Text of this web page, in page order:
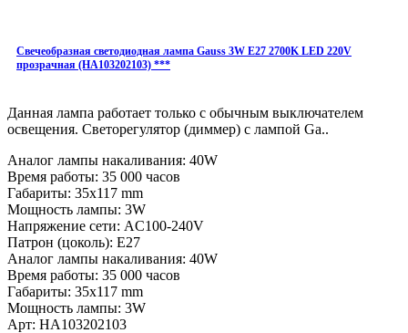
Свечеобразная светодиодная лампа Gauss 3W E27 2700K LED 220V
прозрачная (HA103202103) ***
Данная лампа работает только с обычным выключателем
освещения. Светорегулятор (диммер) с лампой Ga..
Аналог лампы накаливания: 40W
Время работы: 35 000 часов
Габариты: 35x117 mm
Мощность лампы: 3W
Напряжение сети: AC100-240V
Патрон (цоколь): E27
Аналог лампы накаливания: 40W
Время работы: 35 000 часов
Габариты: 35x117 mm
Мощность лампы: 3W
Арт: HA103202103